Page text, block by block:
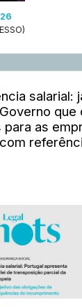
salarial:
que
para as